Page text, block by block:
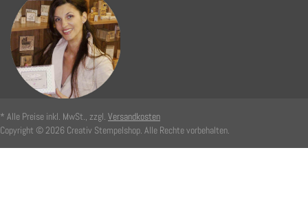
* Alle Preise inkl. MwSt., zzgl. Versandkosten
Copyright © 2026 Creativ Stempelshop. Alle Rechte vorbehalten.